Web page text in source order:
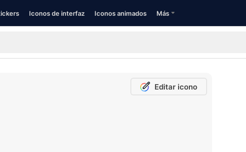
Iconos de interfaz Iconos animados Más
Editar icono